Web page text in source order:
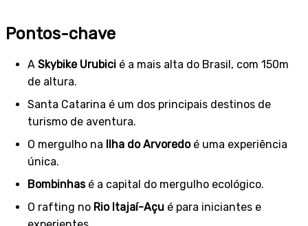
Pontos-chave
A Skybike Urubici é a mais alta do Brasil, com 150m
de altura.
Santa Catarina é um dos principais destinos de
turismo de aventura.
O mergulho na Ilha do Arvoredoé uma experiência
única.
Bombinhasé a capital do mergulho ecológico.
O rafting no Rio Itajaí-Açu é para iniciantes e